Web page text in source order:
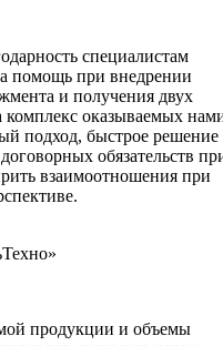
специалистам
помощь при внедрении
и получения двух
комплекс оказываемых
подход, быстрое решение
обязательств
взаимоотношения при
продукции и объемы